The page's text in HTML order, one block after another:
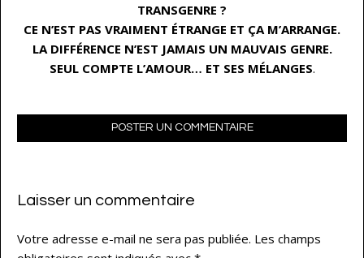
TRANSGENRE ?
CE N’EST PAS VRAIMENT ÉTRANGE ET ÇA M’ARRANGE.
LA DIFFÉRENCE N’EST JAMAIS UN MAUVAIS GENRE.
SEUL COMPTE L’AMOUR… ET SES MÉLANGES.
POSTER UN COMMENTAIRE
Laisser un commentaire
Votre adresse e-mail ne sera pas publiée. Les champs